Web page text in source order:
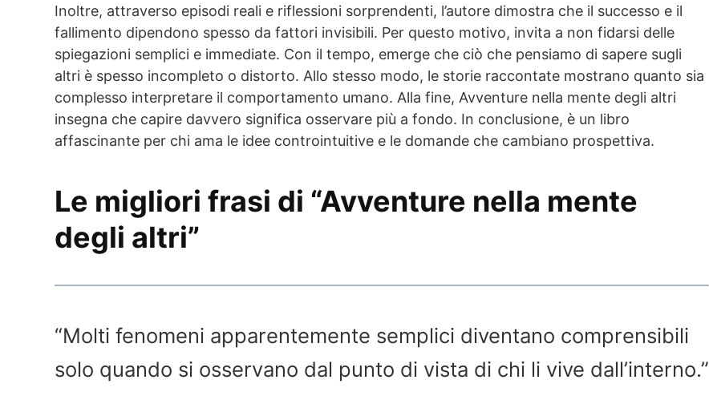
Inoltre, attraverso episodi reali e riflessioni sorprendenti, l’autore dimostra che il successo e il
fallimento dipendono spesso da fattori invisibili. Per questo motivo, invita a non fidarsi delle
spiegazioni semplici e immediate. Con il tempo, emerge che ciò che pensiamo di sapere sugli
altri è spesso incompleto o distorto. Allo stesso modo, le storie raccontate mostrano quanto sia
complesso interpretare il comportamento umano. Alla fine, Avventure nella mente degli altri
insegna che capire davvero significa osservare più a fondo. In conclusione, è un libro
affascinante per chi ama le idee controintuitive e le domande che cambiano prospettiva.
Le migliori frasi di “Avventure nella mente
degli altri”
“Molti fenomeni apparentemente semplici diventano comprensibili
solo quando si osservano dal punto di vista di chi li vive dall’interno.”